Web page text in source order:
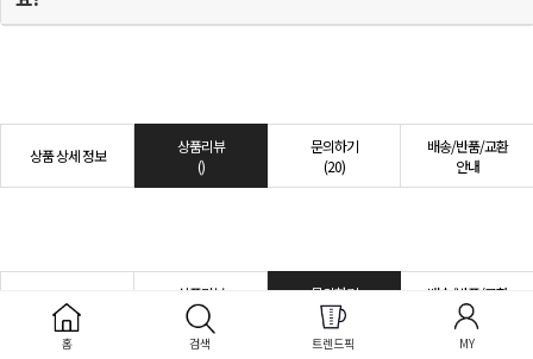
상품 상세 정보
상품리뷰
()
문의하기
(20)
배송/반품/교환
안내
상품 상세 정보
상품리뷰
()
문의하기
(20)
배송/반품/교환
안내
홈 검색 트렌드픽 MY